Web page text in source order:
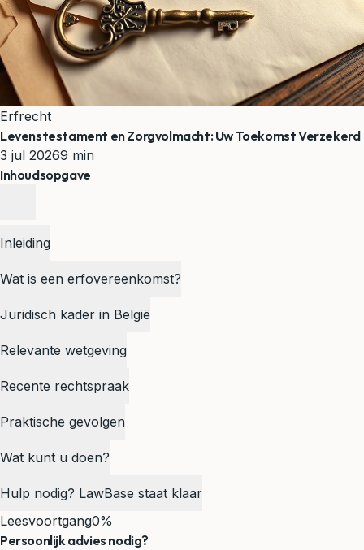
Erfrecht
Levenstestament en Zorgvolmacht: Uw Toekomst Verzekerd
3 jul 20269 min
Inhoudsopgave
Inleiding
Wat is een erfovereenkomst?
Juridisch kader in België
Relevante wetgeving
Recente rechtspraak
Praktische gevolgen
Wat kunt u doen?
Hulp nodig? LawBase staat klaar
Leesvoortgang0%
Persoonlijk advies nodig?